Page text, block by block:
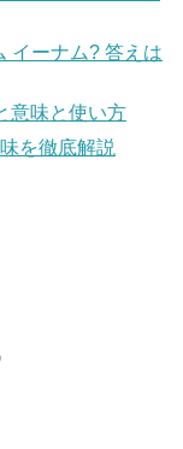
イーナム? 答えは
意味と使い方
を徹底解説